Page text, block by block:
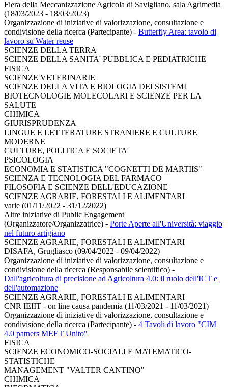
Fiera della Meccanizzazione Agricola di Savigliano, sala Agrimedia
(18/03/2023 - 18/03/2023)
Organizzazione di iniziative di valorizzazione, consultazione e
condivisione della ricerca (Partecipante) - Butterfly Area: tavolo di
lavoro su Water reuse
SCIENZE DELLA TERRA
SCIENZE DELLA SANITA' PUBBLICA E PEDIATRICHE
FISICA
SCIENZE VETERINARIE
SCIENZE DELLA VITA E BIOLOGIA DEI SISTEMI
BIOTECNOLOGIE MOLECOLARI E SCIENZE PER LA
SALUTE
CHIMICA
GIURISPRUDENZA
LINGUE E LETTERATURE STRANIERE E CULTURE
MODERNE
CULTURE, POLITICA E SOCIETA'
PSICOLOGIA
ECONOMIA E STATISTICA "COGNETTI DE MARTIIS"
SCIENZA E TECNOLOGIA DEL FARMACO
FILOSOFIA E SCIENZE DELL'EDUCAZIONE
SCIENZE AGRARIE, FORESTALI E ALIMENTARI
varie (01/11/2022 - 31/12/2022)
Altre iniziative di Public Engagement
(Organizzatore/Organizzatrice) - Porte Aperte all'Università: viaggio
nel futuro artigiano
SCIENZE AGRARIE, FORESTALI E ALIMENTARI
DISAFA, Grugliasco (09/04/2022 - 09/04/2022)
Organizzazione di iniziative di valorizzazione, consultazione e
condivisione della ricerca (Responsabile scientifico) -
Dall'agricoltura di precisione ad Agricoltura 4.0: il ruolo dell'ICT e
dell'automazione
SCIENZE AGRARIE, FORESTALI E ALIMENTARI
CNR IEIIT - on line causa pandemia (11/03/2021 - 11/03/2021)
Organizzazione di iniziative di valorizzazione, consultazione e
condivisione della ricerca (Partecipante) - 4 Tavoli di lavoro "CIM
4.0 patners MEET Unito"
FISICA
SCIENZE ECONOMICO-SOCIALI E MATEMATICO-
STATISTICHE
MANAGEMENT "VALTER CANTINO"
CHIMICA